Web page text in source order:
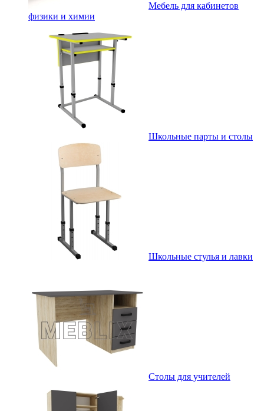
Мебель для кабинетов
физики и химии
Школьные парты и столы
Школьные стулья и лавки
Столы для учителей